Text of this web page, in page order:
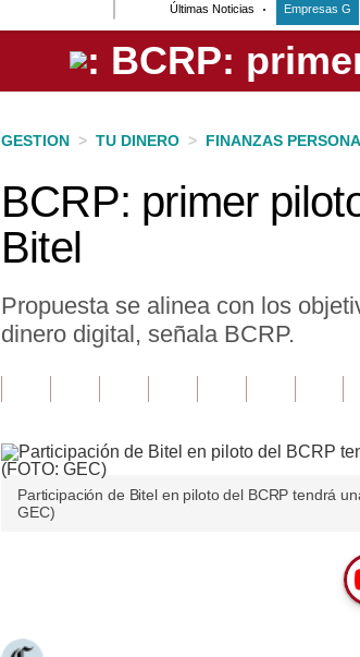
Últimas Noticias Empresas G
GESTION > TU DINERO > FINANZAS
BCRP: primer
Bitel
Propuesta se alinea con los
dinero digital, señala BCRP.
Participación de Bitel en piloto del BCRP tendrá
GEC)